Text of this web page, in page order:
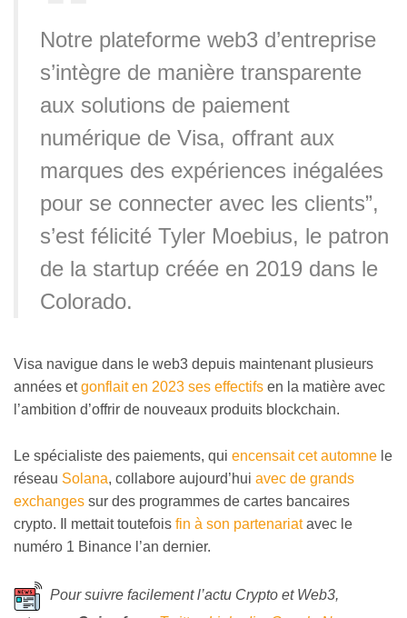
Notre plateforme web3 d’entreprise
s’intègre de manière transparente
aux solutions de paiement
numérique de Visa, offrant aux
marques des expériences inégalées
pour se connecter avec les clients”,
s’est félicité Tyler Moebius, le patron
de la startup créée en 2019 dans le
Colorado.
Visa navigue dans le web3 depuis maintenant plusieurs
années etgonflait en 2023 ses effectifs en la matière avec
l’ambition d’offrir de nouveaux produits blockchain.
Le spécialiste des paiements, qui encensait cet automne le
réseau Solana, collabore aujourd’hui avec de grands
exchanges sur des programmes de cartes bancaires
crypto. Il mettait toutefois fin à son partenariatavec le
numéro 1 Binance l’an dernier.
Pour suivre facilement l’actu Crypto et Web3,